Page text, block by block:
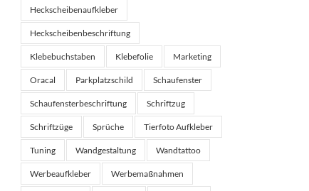
Heckscheibenaufkleber
Heckscheibenbeschriftung
Klebebuchstaben Klebefolie Marketing
Oracal Parkplatzschild Schaufenster
Schaufensterbeschriftung Schriftzug
Schriftzüge Sprüche Tierfoto Aufkleber
Tuning Wandgestaltung Wandtattoo
Werbeaufkleber Werbemaßnahmen